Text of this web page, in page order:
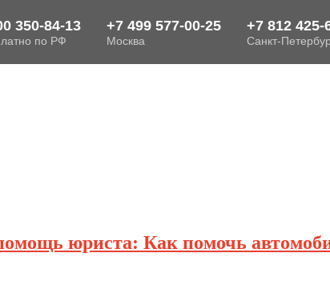
юриста: Как помочь